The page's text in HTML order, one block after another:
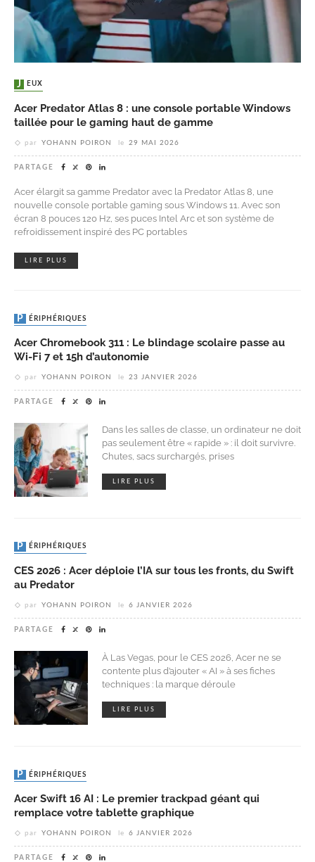
JEUX
Acer Predator Atlas 8 : une console portable Windows
taillée pour le gaming haut de gamme
par YOHANN POIRON le 29 MAI 2026
PARTAGE
Acer élargit sa gamme Predator avec la Predator Atlas 8, une
nouvelle console portable gaming sous Windows 11. Avec son
écran 8 pouces 120 Hz, ses puces Intel Arc et son système de
refroidissement inspiré des PC portables
LIRE PLUS
PÉRIPHÉRIQUES
Acer Chromebook 311 : Le blindage scolaire passe au
Wi-Fi 7 et 15h d’autonomie
par YOHANN POIRON le 23 JANVIER 2026
PARTAGE
Dans les salles de classe, un ordinateur ne doit
pas seulement être « rapide » : il doit survivre.
Chutes, sacs surchargés, prises
LIRE PLUS
PÉRIPHÉRIQUES
CES 2026 : Acer déploie l’IA sur tous les fronts, du Swift
au Predator
par YOHANN POIRON le 6 JANVIER 2026
PARTAGE
À Las Vegas, pour le CES 2026, Acer ne se
contente plus d’ajouter « AI » à ses fiches
techniques : la marque déroule
LIRE PLUS
PÉRIPHÉRIQUES
Acer Swift 16 AI : Le premier trackpad géant qui
remplace votre tablette graphique
par YOHANN POIRON le 6 JANVIER 2026
PARTAGE